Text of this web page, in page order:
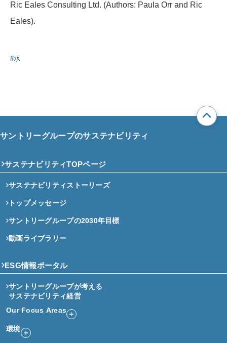
Ric Eales Consulting Ltd. (Authors: Paula Orr and Ric
Eales).
#水
サントリーグループのサステナビリティ
サステナビリティTOPページ
サステナビリティストーリーズ
トップメッセージ
サントリーグループの2030年目標
動画ライブラリー
ESG情報ポータル
サントリーグループが考える
サステナビリティ経営
Our Focus Areas
環境